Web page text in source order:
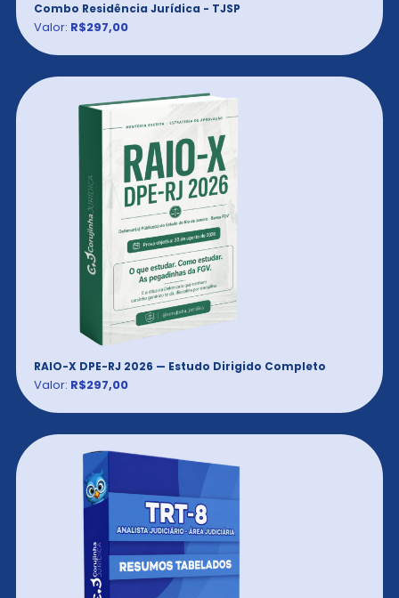
Combo Residência Jurídica - TJSP
Valor: R$297,00
RAIO-X DPE-RJ 2026 — Estudo Dirigido Completo
Valor: R$297,00